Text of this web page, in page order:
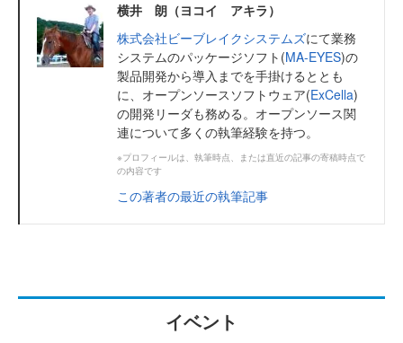
横井 朗（ヨコイ アキラ）
株式会社ビーブレイクシステムズにて業務
システムのパッケージソフト(MA-EYES)の
製品開発から導入までを手掛けるととも
に、オープンソースソフトウェア(ExCella)
の開発リーダも務める。オープンソース関
連について多くの執筆経験を持つ。
※プロフィールは、執筆時点、または直近の記事の寄稿時点で
の内容です
この著者の最近の執筆記事
イベント